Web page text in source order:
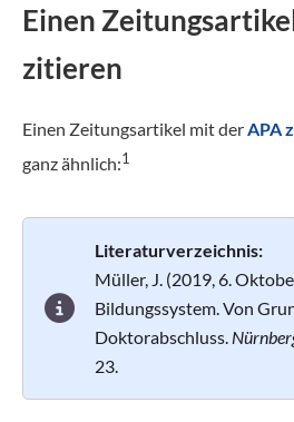
Einen
zitieren
Einen Zeitungsartikel mit der APA
ganz ähnlich:1
Literaturverzeichnis:
Müller, J. (2019, 6.
Bildungssystem. Von
Doktorabschluss.
23.